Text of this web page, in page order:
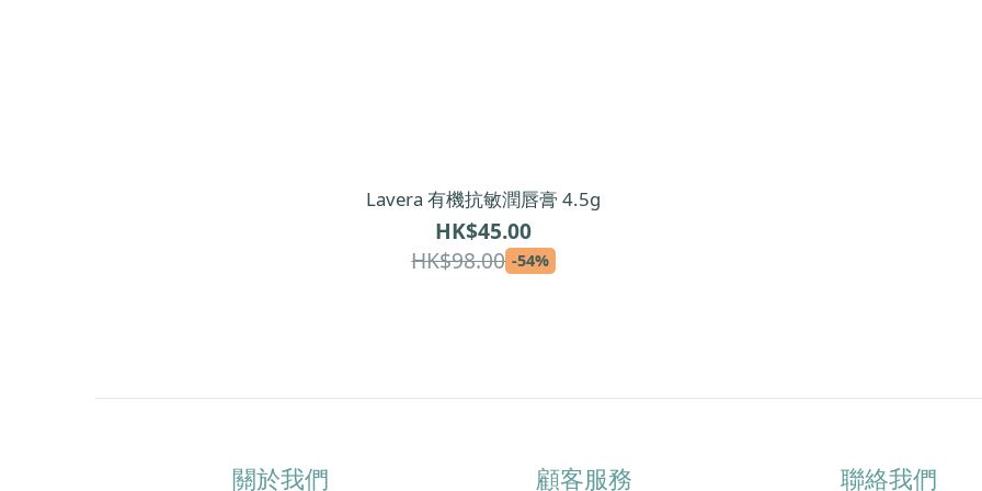
Lavera 有機抗敏潤唇膏 4.5g
HK$45.00
HK$98.00 -54%
關於我們 顧客服務 聯絡我們